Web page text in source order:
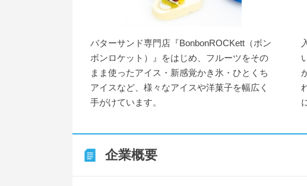
バターサンド専門店『BonbonROCKett（ボン
ボンロケット）』をはじめ、フルーツをその
まま使ったアイス・新感覚かき氷・ひとくち
アイスなど、様々なアイスや洋菓子を幅広く
手がけています。
企業概要